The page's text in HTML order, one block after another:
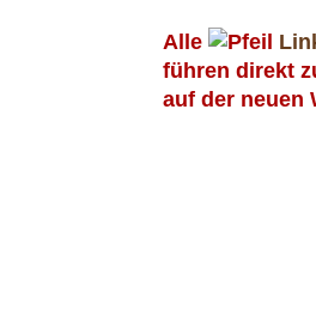
Alle
führen direkt
auf der neuen